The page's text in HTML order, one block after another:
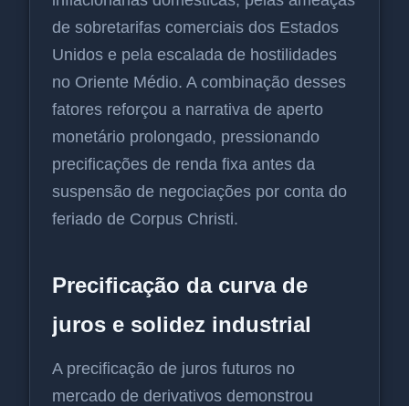
de sobretarifas comerciais dos Estados
Unidos e pela escalada de hostilidades
no Oriente Médio. A combinação desses
fatores reforçou a narrativa de aperto
monetário prolongado, pressionando
precificações de renda fixa antes da
suspensão de negociações por conta do
feriado de Corpus Christi.
Precificação da curva de
juros e solidez industrial
A precificação de juros futuros no
mercado de derivativos demonstrou